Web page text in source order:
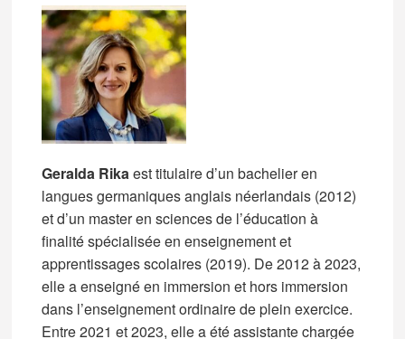
Geralda Rikaest titulaire d’un bachelier en
langues germaniques anglais néerlandais (2012)
et d’un master en sciences de l’éducation à
finalité spécialisée en enseignement et
apprentissages scolaires (2019). De 2012 à 2023,
elle a enseigné en immersion et hors immersion
dans l’enseignement ordinaire de plein exercice.
Entre 2021 et 2023, elle a été assistante chargée